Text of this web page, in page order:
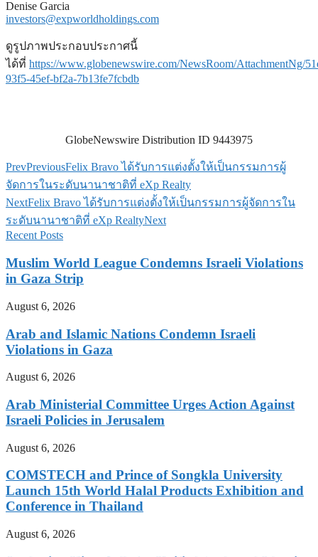
Denise Garcia
investors@expworldholdings.com
ดูรูปภาพประกอบประกาศนี้
ได้ที่ https://www.globenewswire.com/NewsRoom/AttachmentNg/
93f5-45ef-bf2a-7b13fe7fcbdb
GlobeNewswire Distribution ID 9443975
PrevPreviousFelix Bravo ได้รับการแต่งตั้งให้เป็นกรรมการผู้
จัดการในระดับนานาชาติที่ eXp Realty
NextFelix Bravo ได้รับการแต่งตั้งให้เป็นกรรมการผู้จัดการใน
ระดับนานาชาติที่ eXp RealtyNext
Recent Posts
Muslim World League Condemns Israeli Violations
in Gaza Strip
August 6, 2026
Arab and Islamic Nations Condemn Israeli
Violations in Gaza
August 6, 2026
Arab Ministerial Committee Urges Action Against
Israeli Policies in Jerusalem
August 6, 2026
COMSTECH and Prince of Songkla University
Launch 15th World Halal Products Exhibition and
Conference in Thailand
August 6, 2026